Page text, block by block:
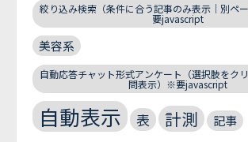
絞り込み検索（条件に合う記事のみ表示｜別ペ
要javascript
美容系
自動応答チャット形式アンケート（選択肢をク
問表示）※要javascript
自動表示 表 計測 記事